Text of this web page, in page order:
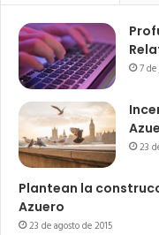
7
23
Plantean la
Azuero
23 de agosto de 2015